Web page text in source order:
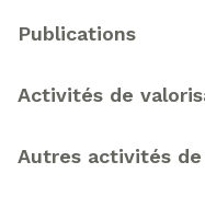
Type d'activité
Publications
Activités de
Autres activités